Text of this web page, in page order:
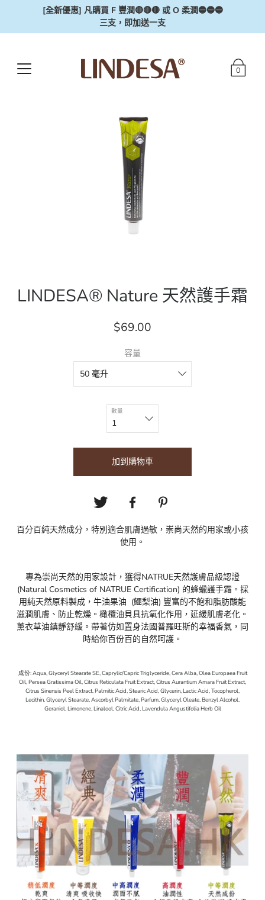
[全新優惠] 凡購買 F 豐潤🔴🔴🔴 或 O 柔潤🔵🔵🔵
三支，即加送一支
0
LINDESA® Nature 天然護手霜
$69.00
容量
數量
加到購物車
百分百純天然成分，特別適合肌膚過敏，崇尚天然的用家或小孩
使用。
專為崇尚天然的用家設計，獲得NATRUE天然護膚品級認證
(Natural Cosmetics of NATRUE Certification) 的蜂蠟護手霜。採
用純天然原料製成，牛油果油 (鱷梨油) 豐富的不飽和脂肪酸能
滋潤肌膚、防止乾燥。橄欖油貝具抗氧化作用，延緩肌膚老化。
薰衣草油鎮靜舒緩。帶著仿如置身法國普羅旺斯的幸福香氣，同
時給你百份百的自然呵護。
成份: Aqua, Glyceryl Stearate SE, Caprylic/Capric Triglyceride, Cera Alba, Olea Europaea Fruit
Oil, Persea Gratissima Oil, Citrus Reticulata Fruit Extract, Citrus Aurantium Amara Fruit Extract,
Citrus Sinensis Peel Extract, Palmitic Acid, Stearic Acid, Glycerin, Lactic Acid, Tocopherol,
Lecithin, Glyceryl Stearate, Ascorbyl Palmitate, Parfum, Glyceryl Oleate, Benzyl Alcohol,
Geraniol, Limonene, Linalool, Citric Acid, Lavendula Angustifolia Herb Oil